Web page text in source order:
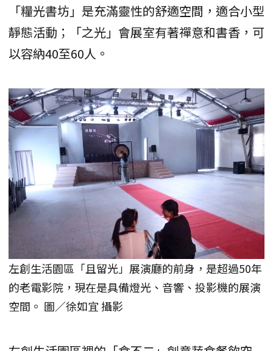
「糧光書坊」是充滿靈性的舒適空間，適合小型
靜態活動；「之光」會展室有著禪意和書香，可
以容納40至60人。
左創生活園區「且留光」展演廳的前身，是超過50年
的老電影院，現在是具備燈光、音響、投影機的展演
空間。 圖／徐如宜 攝影